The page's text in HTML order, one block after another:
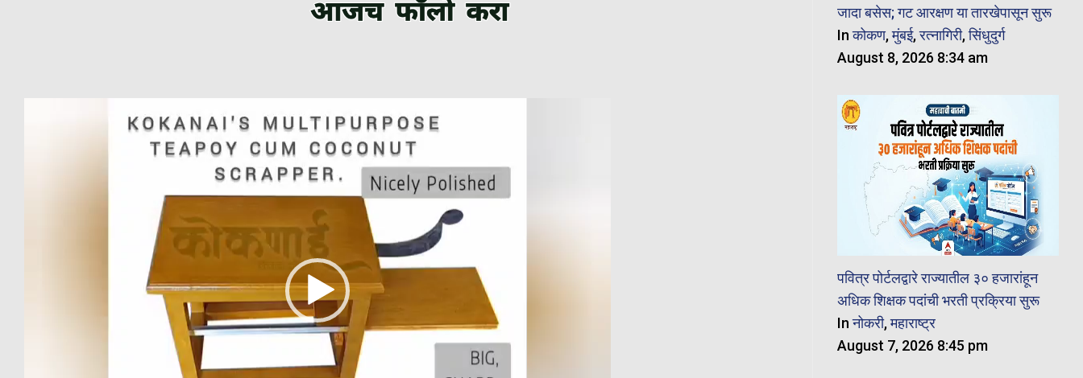
जादा बसेस; गट आरक्षण या तारखेपासून सुरू
Inकोकण,मुंबई,रत्नागिरी,सिंधुदुर्ग
August 8, 2026 8:34 am
पवित्र पोर्टलद्वारे राज्यातील ३० हजारांहून
अधिक शिक्षक पदांची भरती प्रक्रिया सुरू
Inनोकरी,महाराष्ट्र
August 7, 2026 8:45 pm